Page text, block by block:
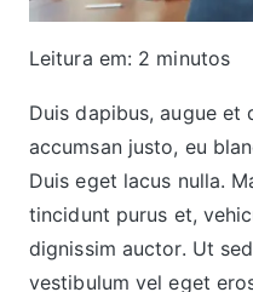
Leitura em: 2 minutos
Duis dapibus, augue et
accumsan justo, eu
Duis eget lacus nulla.
tincidunt purus et,
dignissim auctor. Ut
vestibulum vel eget